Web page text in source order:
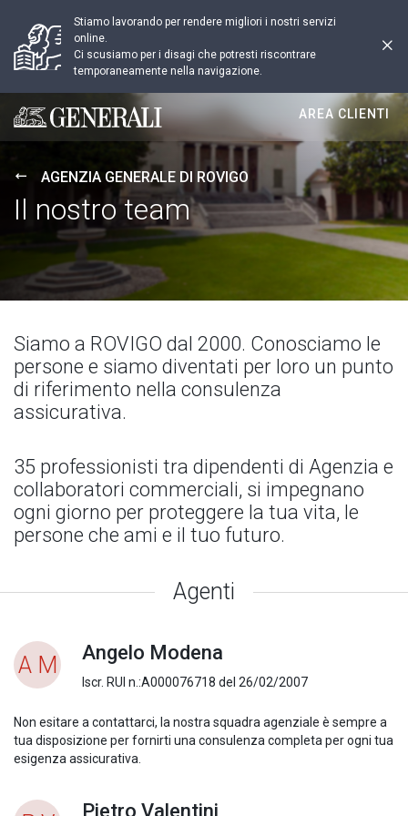
Stiamo lavorando per rendere migliori i nostri servizi
online.
Ci scusiamo per i disagi che potresti riscontrare
temporaneamente nella navigazione.
Generali logo
AREA CLIENTI
AGENZIA GENERALE DI ROVIGO
Il nostro team
Siamo a ROVIGO dal 2000. Conosciamo le
persone e siamo diventati per loro un punto
di riferimento nella consulenza
assicurativa.
35 professionisti tra dipendenti di Agenzia e
collaboratori commerciali, si impegnano
ogni giorno per proteggere la tua vita, le
persone che ami e il tuo futuro.
Agenti
A M Angelo Modena
Iscr. RUI n.:A000076718 del 26/02/2007
Non esitare a contattarci, la nostra squadra agenziale è sempre a
tua disposizione per fornirti una consulenza completa per ogni tua
esigenza assicurativa.
Pietro Valentini